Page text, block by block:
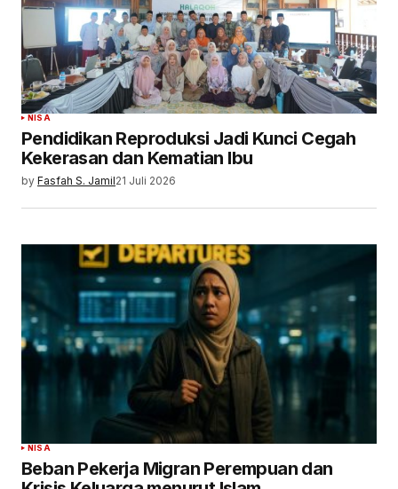
NISA
Pendidikan Reproduksi Jadi Kunci Cegah
Kekerasan dan Kematian Ibu
by Fasfah S. Jamil21 Juli 2026
NISA
Beban Pekerja Migran Perempuan dan